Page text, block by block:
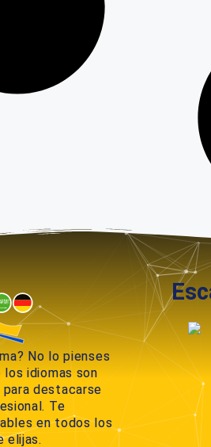
No lo pienses
los idiomas son
destacarse
Te
en todos los
elijas.